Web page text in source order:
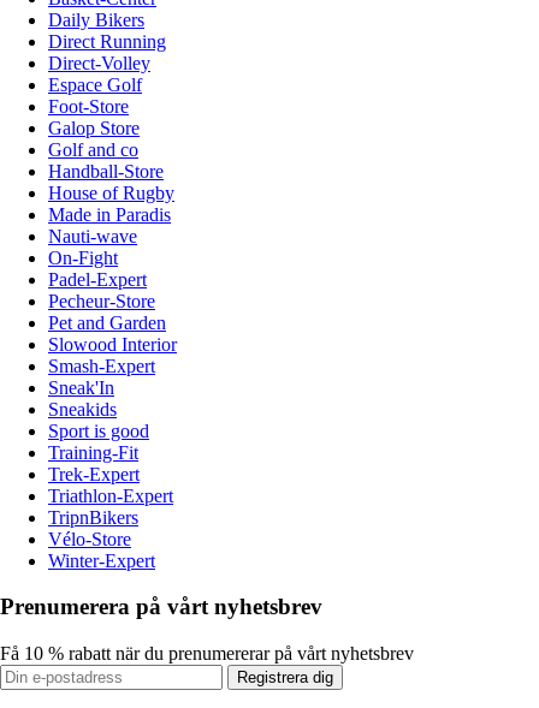
Daily Bikers
Direct Running
Direct-Volley
Espace Golf
Foot-Store
Galop Store
Golf and co
Handball-Store
House of Rugby
Made in Paradis
Nauti-wave
On-Fight
Padel-Expert
Pecheur-Store
Pet and Garden
Slowood Interior
Smash-Expert
Sneak'In
Sneakids
Sport is good
Training-Fit
Trek-Expert
Triathlon-Expert
TripnBikers
Vélo-Store
Winter-Expert
Prenumerera på vårt nyhetsbrev
Få 10 % rabatt när du prenumererar på vårt nyhetsbrev
Registrera dig